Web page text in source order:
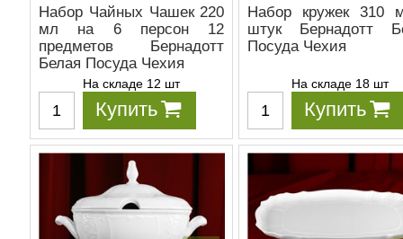
Набор Чайных Чашек 220
мл на 6 персон 12
предметов Бернадотт
Белая Посуда Чехия
На складе 12 шт
Купить
Набор кружек 310
штук Бернадотт
Посуда Чехия
На складе 18 шт
Купить